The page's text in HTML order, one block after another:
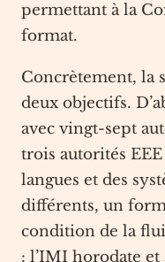
permettant à la
format.
Concrètement, la
deux objectifs.
avec vingt-sept
trois autorités
langues et des
différents, un
condition de la
: l’IMI horodate et